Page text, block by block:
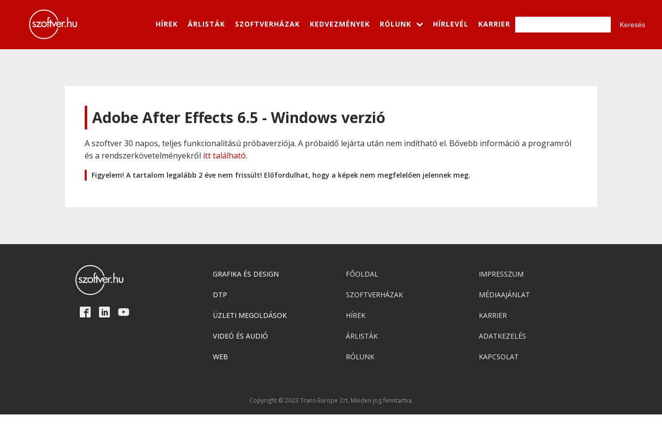
HÍREK ÁRLISTÁK SZOFTVERHÁZAK KEDVEZMÉNYEK RÓLUNK HÍRLEVÉL KARRIER
Adobe After Effects 6.5 - Windows verzió
A szoftver 30 napos, teljes funkcionalitású próbaverziója. A próbaidő lejárta után nem indítható el. Bővebb információ a programról
és a rendszerkövetelményekről itt található.
Figyelem! A tartalom legalább 2 éve nem frissült! Előfordulhat, hogy a képek nem megfelelően jelennek meg.
GRAFIKA ÉS DESIGN
DTP
ÜZLETI MEGOLDÁSOK
VIDEÓ ÉS AUDIÓ
WEB
FŐOLDAL
SZOFTVERHÁZAK
HÍREK
ÁRLISTÁK
RÓLUNK
IMPRESSZUM
MÉDIAAJÁNLAT
KARRIER
ADATKEZELÉS
KAPCSOLAT
Copyright © 2023 Trans-Europe Zrt. Minden jog fenntartva.